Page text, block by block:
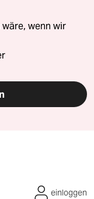
wäre, wenn wir
einloggen